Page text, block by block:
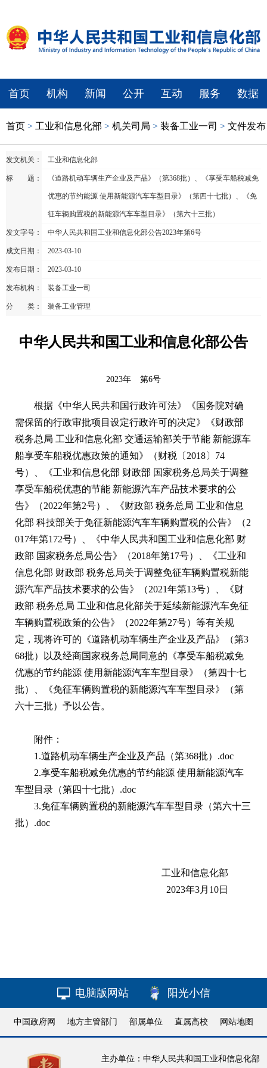
首页 机构 新闻 公开 互动 服务 数据
首页 > 工业和信息化部 > 机关司局 > 装备工业一司 > 文件发布
发文机关： 工业和信息化部
标 题： 《道路机动车辆生产企业及产品》（第368批）、《享受车船税减免
优惠的节约能源 使用新能源汽车车型目录》（第四十七批）、《免
征车辆购置税的新能源汽车车型目录》（第六十三批）
发文字号： 中华人民共和国工业和信息化部公告2023年第6号
成文日期： 2023-03-10
发布日期： 2023-03-10
发布机构： 装备工业一司
分 类： 装备工业管理
中华人民共和国工业和信息化部公告
2023年 第6号
根据《中华人民共和国行政许可法》《国务院对确
需保留的行政审批项目设定行政许可的决定》《财政部
税务总局 工业和信息化部 交通运输部关于节能 新能源车
船享受车船税优惠政策的通知》（财税〔2018〕74
号）、《工业和信息化部 财政部 国家税务总局关于调整
享受车船税优惠的节能 新能源汽车产品技术要求的公
告》（2022年第2号）、《财政部 税务总局 工业和信息
化部 科技部关于免征新能源汽车车辆购置税的公告》（2
017年第172号）、《中华人民共和国工业和信息化部 财
政部 国家税务总局公告》（2018年第17号）、《工业和
信息化部 财政部 税务总局关于调整免征车辆购置税新能
源汽车产品技术要求的公告》（2021年第13号）、《财
政部 税务总局 工业和信息化部关于延续新能源汽车免征
车辆购置税政策的公告》（2022年第27号）等有关规
定，现将许可的《道路机动车辆生产企业及产品》（第3
68批）以及经商国家税务总局同意的《享受车船税减免
优惠的节约能源 使用新能源汽车车型目录》（第四十七
批）、《免征车辆购置税的新能源汽车车型目录》（第
六十三批）予以公告。
附件：
1.道路机动车辆生产企业及产品（第368批）.doc
2.享受车船税减免优惠的节约能源 使用新能源汽车
车型目录（第四十七批）.doc
3.免征车辆购置税的新能源汽车车型目录（第六十三
批）.doc
工业和信息化部
2023年3月10日
电脑版网站 阳光小信
中国政府网 地方主管部门 部属单位 直属高校 网站地图
主办单位：中华人民共和国工业和信息化部